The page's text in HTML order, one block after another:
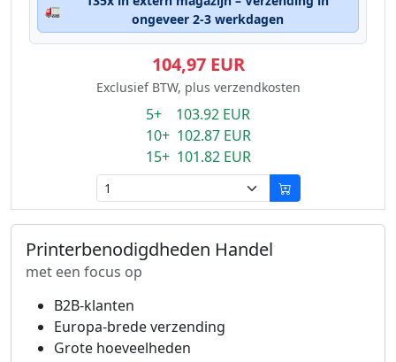
🚛
ongeveer 2-3 werkdagen
104,97 EUR
Exclusief BTW, plus verzendkosten
5+ 103.92 EUR
10+ 102.87 EUR
15+ 101.82 EUR
Printerbenodigdheden Handel
met een focus op
B2B-klanten
Europa-brede verzending
Grote hoeveelheden